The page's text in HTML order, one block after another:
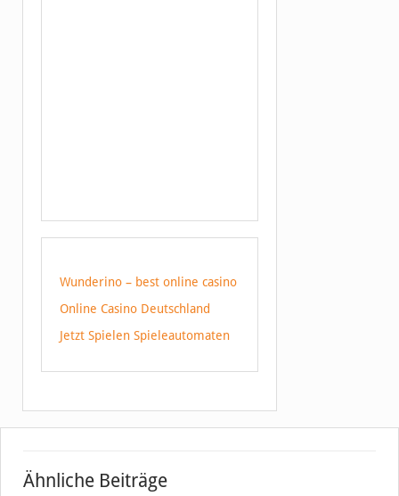
Wunderino – best online casino
Online Casino Deutschland
Jetzt Spielen Spieleautomaten
Ähnliche Beiträge